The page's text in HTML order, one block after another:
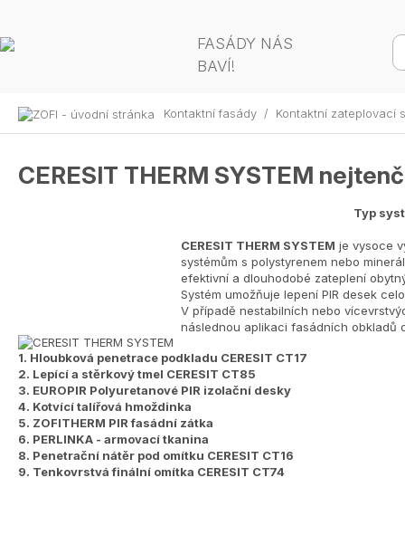
FASÁDY NÁS
BAVÍ!
Kontaktní fasády / Kontaktní zateplovací
CERESIT THERM SYSTEM
Typ
CERESIT THERM SYSTEM je vysoce
systémům s polystyrenem nebo
efektivní a dlouhodobé zateplení
Systém umožňuje lepení PIR desek
V případě nestabilních nebo
následnou aplikaci fasádních obkladů
1. Hloubková penetrace podkladu CERESIT CT17
2. Lepící a stěrkový tmel CERESIT CT85
3. EUROPIR Polyuretanové PIR izolační desky
4. Kotvící talířová hmoždinka
5. ZOFITHERM PIR fasádní zátka
6. PERLINKA - armovací tkanina
8. Penetrační nátěr pod omítku CERESIT CT16
9. Tenkovrstvá finální omítka CERESIT CT74